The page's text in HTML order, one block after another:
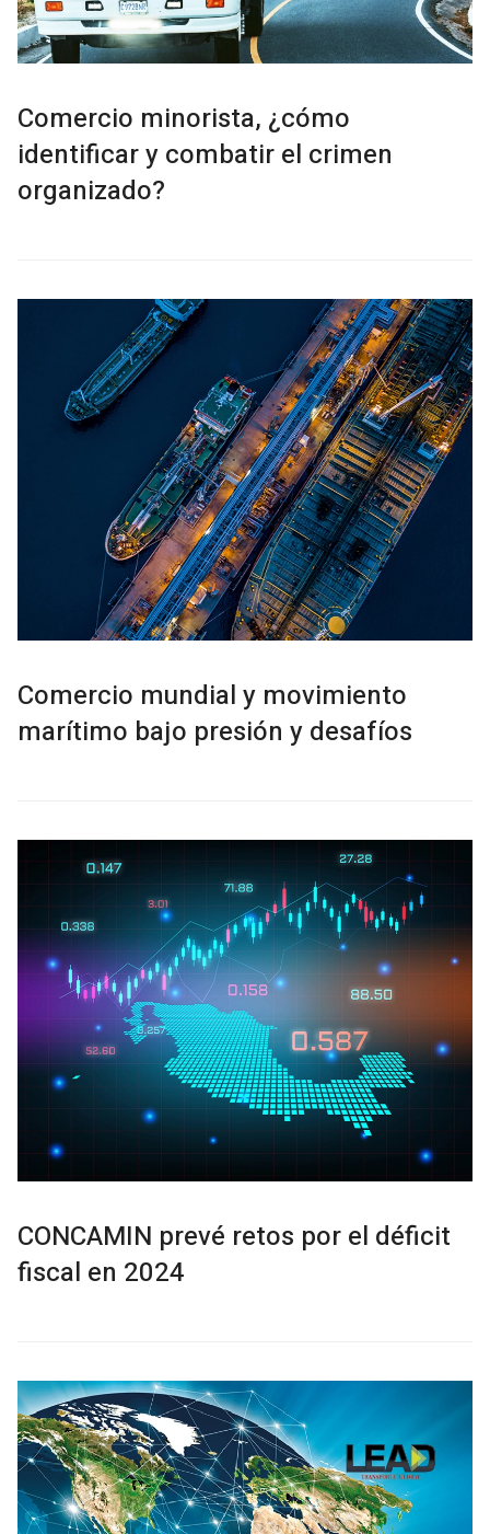
Comercio minorista, ¿cómo
identificar y combatir el crimen
organizado?
Comercio mundial y movimiento
marítimo bajo presión y desafíos
CONCAMIN prevé retos por el déficit
fiscal en 2024